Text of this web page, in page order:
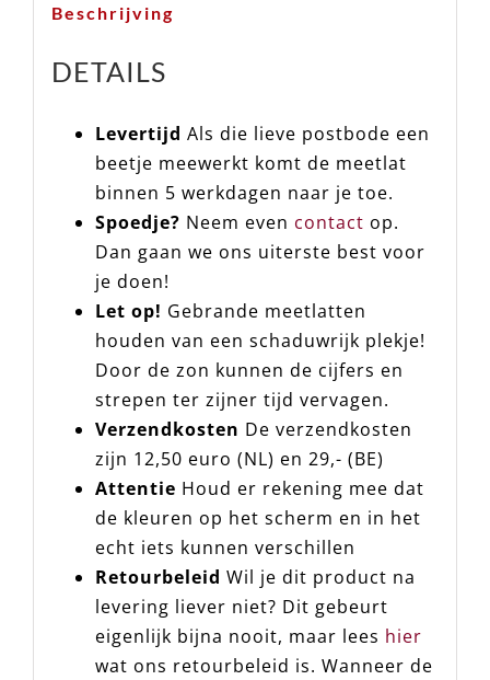
Beschrijving
DETAILS
Levertijd Als die lieve postbode een
beetje meewerkt komt de meetlat
binnen 5 werkdagen naar je toe.
Spoedje? Neem even contact op.
Dan gaan we ons uiterste best voor
je doen!
Let op! Gebrande meetlatten
houden van een schaduwrijk plekje!
Door de zon kunnen de cijfers en
strepen ter zijner tijd vervagen.
Verzendkosten De verzendkosten
zijn 12,50 euro (NL) en 29,- (BE)
Attentie Houd er rekening mee dat
de kleuren op het scherm en in het
echt iets kunnen verschillen
Retourbeleid Wil je dit product na
levering liever niet? Dit gebeurt
eigenlijk bijna nooit, maar lees hier
wat ons retourbeleid is. Wanneer de